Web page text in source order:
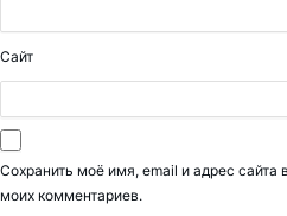
Сайт
Сохранить моё имя, email и адрес
моих комментариев.